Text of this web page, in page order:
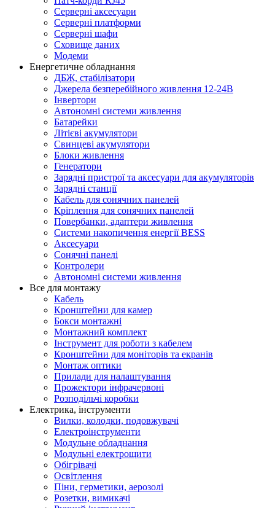
Серверні аксесуари
Серверні платформи
Серверні шафи
Сховище даних
Модеми
Енергетичне обладнання
ДБЖ, стабілізатори
Джерела безперебійного живлення 12-24В
Інвертори
Автономні системи живлення
Батарейки
Літієві акумулятори
Свинцеві акумулятори
Блоки живлення
Генератори
Зарядні пристрої та аксесуари для акумуляторів
Зарядні станції
Кабель для сонячних панелей
Кріплення для сонячних панелей
Повербанки, адаптери живлення
Системи накопичення енергії BESS
Аксесуари
Сонячні панелі
Контролери
Автономні системи живлення
Все для монтажу
Кабель
Кронштейни для камер
Бокси монтажні
Монтажний комплект
Інструмент для роботи з кабелем
Кронштейни для моніторів та екранів
Монтаж оптики
Прилади для налаштування
Прожектори інфрачервоні
Розподільчі коробки
Електрика, інструменти
Вилки, колодки, подовжувачі
Електроінструменти
Модульне обладнання
Модульні електрощити
Обігрівачі
Освітлення
Піни, герметики, аерозолі
Розетки, вимикачі